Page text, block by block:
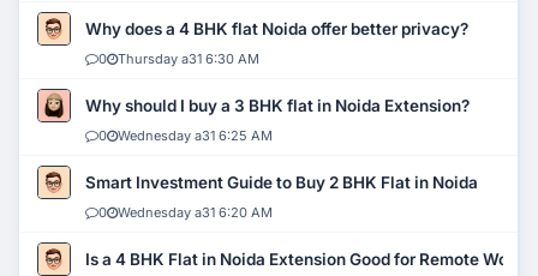
Why does a 4 BHK flat Noida offer better privacy?
0 Thursday a31 6:30 AM
Why should I buy a 3 BHK flat in Noida Extension?
0 Wednesday a31 6:25 AM
Smart Investment Guide to Buy 2 BHK Flat in Noida
0 Wednesday a31 6:20 AM
Is a 4 BHK Flat in Noida Extension Good for Remote Work?